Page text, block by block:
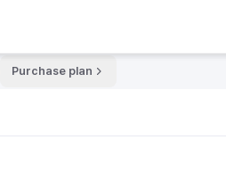
Purchase plan